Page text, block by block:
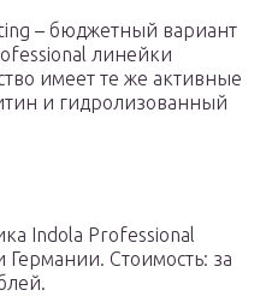
– бюджетный вариант
линейки
имеет те же активные
и гидролизованный
Indola Professional
Стоимость: за